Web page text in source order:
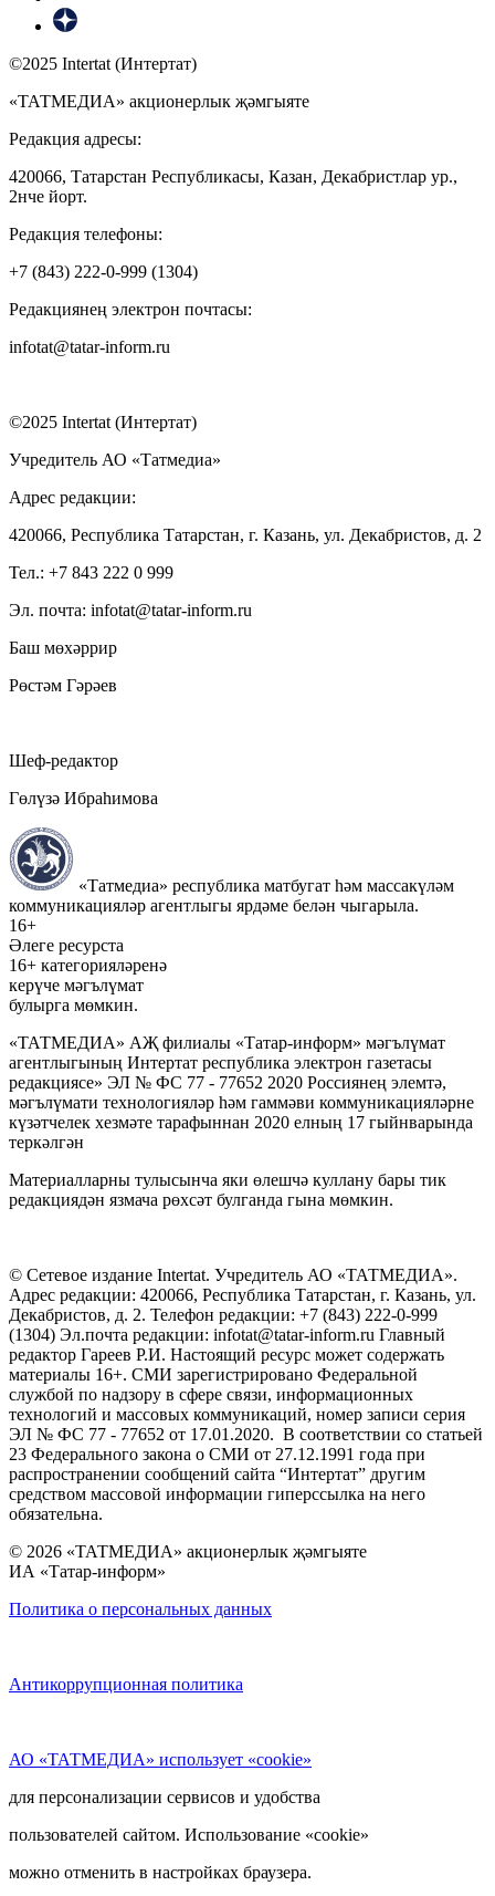
©2025 Intertat (Интертат)
«ТАТМЕДИА» акционерлык җәмгыяте
Редакция адресы:
420066, Татарстан Республикасы, Казан, Декабристлар ур.,
2нче йорт.
Редакция телефоны:
+7 (843) 222-0-999 (1304)
Редакциянең электрон почтасы:
infotat@tatar-inform.ru
©2025 Intertat (Интертат)
Учредитель АО «Татмедиа»
Адрес редакции:
420066, Республика Татарстан, г. Казань, ул. Декабристов, д. 2
Тел.: +7 843 222 0 999
Эл. почта: infotat@tatar-inform.ru
Баш мөхәррир
Рөстәм Гәрәев
Шеф-редактор
Гөлүзә Ибраһимова
«Татмедиа» республика матбугат һәм массакүләм
коммуникацияләр агентлыгы ярдәме белән чыгарыла.
16+
Әлеге ресурста
16+ категорияләренә
керүче мәгълүмат
булырга мөмкин.
«ТАТМЕДИА» АҖ филиалы «Татар-информ» мәгълүмат
агентлыгының Интертат республика электрон газетасы
редакциясе» ЭЛ № ФС 77 - 77652 2020 Россиянең элемтә,
мәгълүмати технологияләр һәм гаммәви коммуникацияләрне
күзәтчелек хезмәте тарафыннан 2020 елның 17 гыйнварында
теркәлгән
Материалларны тулысынча яки өлешчә куллану бары тик
редакциядән язмача рөхсәт булганда гына мөмкин.
© Сетевое издание Intertat. Учредитель АО «ТАТМЕДИА».
Адрес редакции: 420066, Республика Татарстан, г. Казань, ул.
Декабристов, д. 2. Телефон редакции: +7 (843) 222-0-999
(1304) Эл.почта редакции: infotat@tatar-inform.ru Главный
редактор Гареев Р.И. Настоящий ресурс может содержать
материалы 16+. СМИ зарегистрировано Федеральной
службой по надзору в сфере связи, информационных
технологий и массовых коммуникаций, номер записи серия
ЭЛ № ФС 77 - 77652 от 17.01.2020. В соответствии со статьей
23 Федерального закона о СМИ от 27.12.1991 года при
распространении сообщений сайта “Интертат” другим
средством массовой информации гиперссылка на него
обязательна.
© 2026 «ТАТМЕДИА» акционерлык җәмгыяте
ИА «Татар-информ»
Политика о персональных данных
Антикоррупционная политика
АО «ТАТМЕДИА» использует «cookie»
для персонализации сервисов и удобства
пользователей сайтом. Использование «cookie»
можно отменить в настройках браузера.